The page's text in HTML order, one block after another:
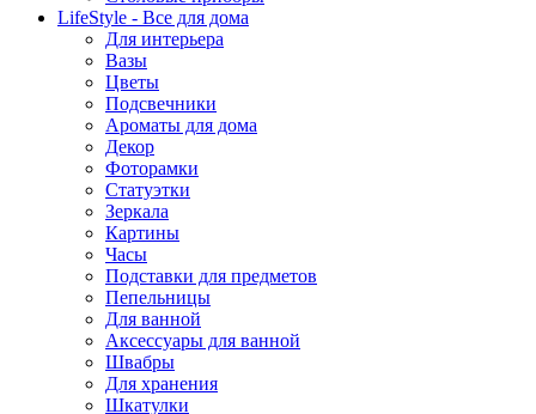
LifeStyle - Все для дома
Для интерьера
Вазы
Цветы
Подсвечники
Ароматы для дома
Декор
Фоторамки
Статуэтки
Зеркала
Картины
Часы
Подставки для предметов
Пепельницы
Для ванной
Аксессуары для ванной
Швабры
Для хранения
Шкатулки